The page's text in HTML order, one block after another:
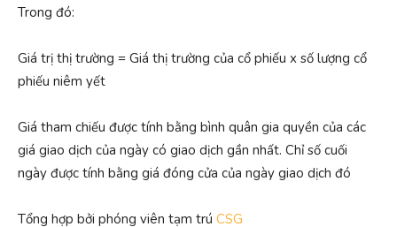
Trong đó:
Giá trị thị trường = Giá thị trường của cổ phiếu x số lượng cổ
phiếu niêm yết
Giá tham chiếu được tính bằng bình quân gia quyền của các
giá giao dịch của ngày có giao dịch gần nhất. Chỉ số cuối
ngày được tính bằng giá đóng cửa của ngày giao dịch đó
Tổng hợp bởi phóng viên tạm trú CSG